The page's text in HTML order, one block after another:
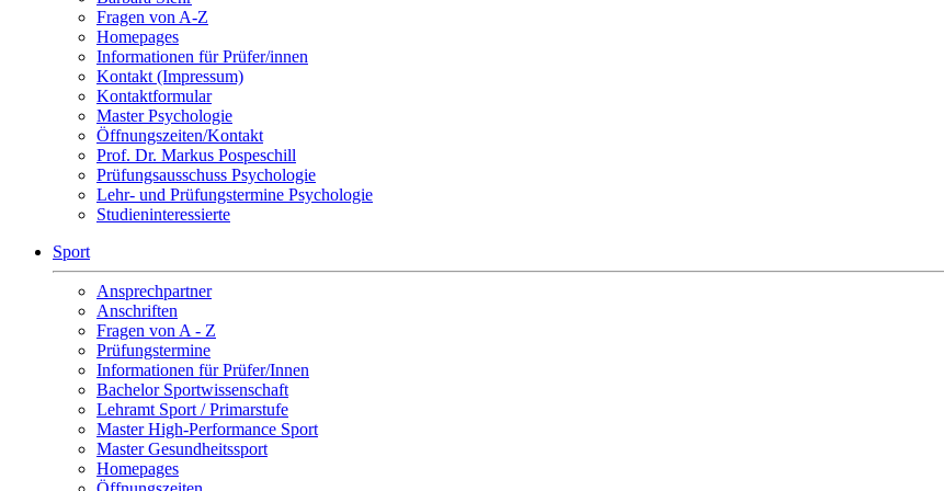
Fragen von A-Z
Homepages
Informationen für Prüfer/innen
Kontakt (Impressum)
Kontaktformular
Master Psychologie
Öffnungszeiten/Kontakt
Prof. Dr. Markus Pospeschill
Prüfungsausschuss Psychologie
Lehr- und Prüfungstermine Psychologie
Studieninteressierte
Sport
Ansprechpartner
Anschriften
Fragen von A - Z
Prüfungstermine
Informationen für Prüfer/Innen
Bachelor Sportwissenschaft
Lehramt Sport / Primarstufe
Master High-Performance Sport
Master Gesundheitssport
Homepages